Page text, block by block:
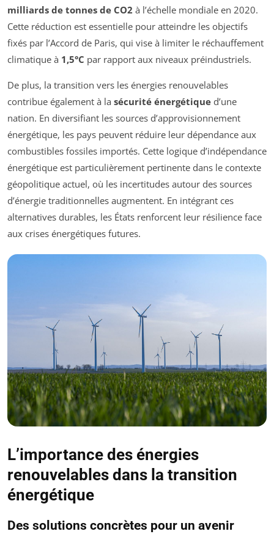
milliards de tonnes de CO2 à l’échelle mondiale en 2020.
Cette réduction est essentielle pour atteindre les objectifs
fixés par l’Accord de Paris, qui vise à limiter le réchauffement
climatique à 1,5°C par rapport aux niveaux préindustriels.
De plus, la transition vers les énergies renouvelables
contribue également à la sécurité énergétique d’une
nation. En diversifiant les sources d’approvisionnement
énergétique, les pays peuvent réduire leur dépendance aux
combustibles fossiles importés. Cette logique d’indépendance
énergétique est particulièrement pertinente dans le contexte
géopolitique actuel, où les incertitudes autour des sources
d’énergie traditionnelles augmentent. En intégrant ces
alternatives durables, les États renforcent leur résilience face
aux crises énergétiques futures.
L’importance des énergies
renouvelables dans la transition
énergétique
Des solutions concrètes pour un avenir